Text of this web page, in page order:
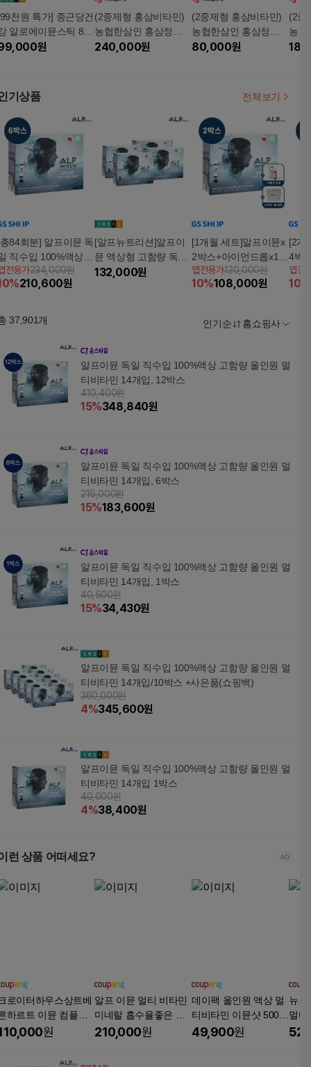
천원 특가] 종근당건
알로에이뮨스틱 84
분+넥케어뷰티기기
원
(2중제형 홍삼비타민)
농협한삼인 홍삼정이
뮨부스터 6박스+쇼핑
240,000원
(2중제형 홍삼비타민)
농협한삼인 홍삼정이
뮨부스터 1박스(12병)
80,000원
(2중
농협
뮨부
기상품 전체보기
84회분] 알프이뮨 독
직수입 100%액상
함량 올인원 멀티비
민&미네랄 6박스
전용가234,000원
%210,600원
[알프뉴트리션]알프이
뮨 액상형 고함량 독일
산 이뮨 멀티비타민 4b
132,000원
[1개월 세트]알프이뮨x
2박스+아이언드롭x1병
선물세트(쇼핑백1개)
앱전용가120,000원
10%108,000원
[2개
4박
선물
앱전
10
37,901개 인기순 홈쇼핑사
알프이뮨 독일 직수입 100%액상 고함량 올인원 멀
티비타민 14개입, 12박스
410,400원
15%348,840원
알프이뮨 독일 직수입 100%액상 고함량 올인원 멀
티비타민 14개입, 6박스
216,000원
15%183,600원
알프이뮨 독일 직수입 100%액상 고함량 올인원 멀
티비타민 14개입, 1박스
40,500원
15%34,430원
알프이뮨 독일 직수입 100%액상 고함량 올인원 멀
티비타민 14개입/10박스 +사은품(쇼핑백)
360,000원
4%345,600원
알프이뮨 독일 직수입 100%액상 고함량 올인원 멀
티비타민 14개입 1박스
40,000원
4%38,400원
런 상품 어떠세요?
로이터하우스상트베
하르트 이뮨 컴플렉
30p, 600ml, 3개
원
알프 이뮨 멀티 비타민
미네랄 흡수율좋은 마
시는 액상 종합 영양제
210,000원
데이팩 올인원 액상 멀
티비타민 이뮨샷 500
0%, 1개, 30회분
49,900원
뉴트
멀티
회분